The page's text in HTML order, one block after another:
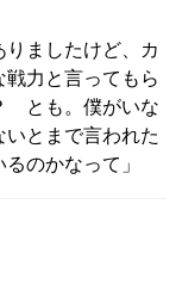
りましたけど、カ
力と言ってもら
とも。僕がいな
いとまで言われた
のかなって」